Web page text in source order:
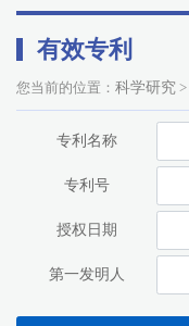
有效专利
您当前的位置： 科学研究 >
专利名称
专利号
授权日期
第一发明人